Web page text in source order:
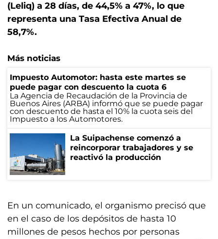
(Leliq) a 28 días, de 44,5% a 47%, lo que
representa una Tasa Efectiva Anual de
58,7%.
Más noticias
Impuesto Automotor: hasta este martes se
puede pagar con descuento la cuota 6
La Agencia de Recaudación de la Provincia de
Buenos Aires (ARBA) informó que se puede pagar
con descuento de hasta el 10% la cuota seis del
Impuesto a los Automotores.
La Suipachense comenzó a
reincorporar trabajadores y se
reactivó la producción
En un comunicado, el organismo precisó que
en el caso de los depósitos de hasta 10
millones de pesos hechos por personas